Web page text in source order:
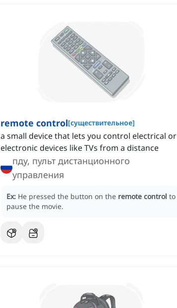
remote control[существительное]
a small device that lets you control electrical or
electronic devices like TVs from a distance
пду, пульт дистанционного
управления
Ex: He pressed the button on the remote control to
pause the movie.